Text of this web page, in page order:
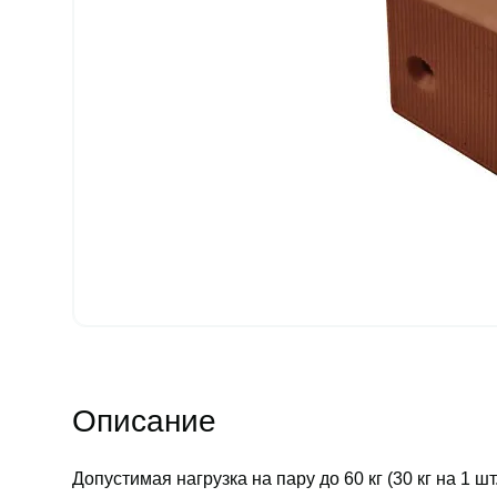
Описание
Допустимая нагрузка на пару до 60 кг (30 кг на 1